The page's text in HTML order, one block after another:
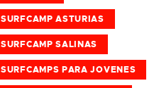
SURFCAMP ASTURIAS
SURFCAMP SALINAS
SURFCAMPS PARA JOVENES